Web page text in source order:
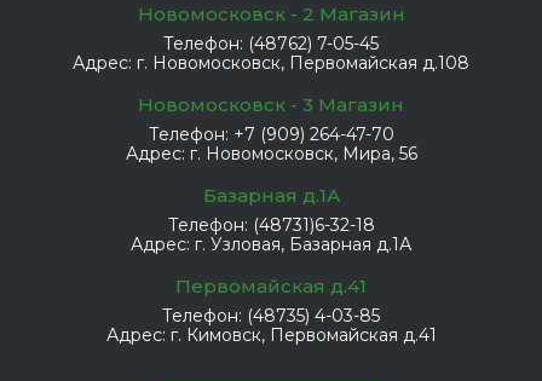
Новомосковск - 2 Магазин
Телефон: (48762) 7-05-45
Адрес: г. Новомосковск, Первомайская д.108
Новомосковск - 3 Магазин
Телефон: +7 (909) 264-47-70
Адрес: г. Новомосковск, Мира, 56
Базарная д.1А
Телефон: (48731)6-32-18
Адрес: г. Узловая, Базарная д.1А
Первомайская д.41
Телефон: (48735) 4-03-85
Адрес: г. Кимовск, Первомайская д.41